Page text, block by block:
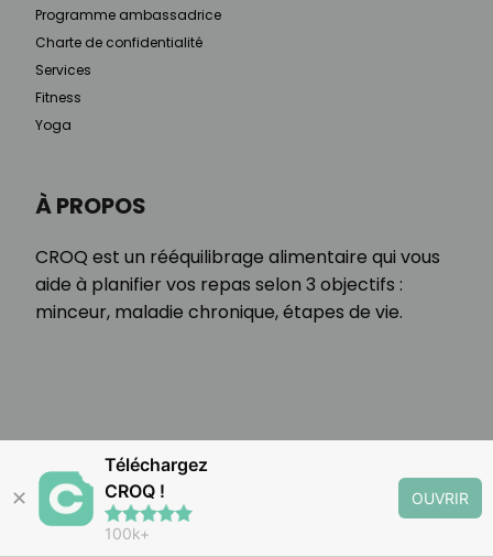
À PROPOS
CROQ est un rééquilibrage alimentaire qui vous
aide à planifier vos repas selon 3 objectifs :
minceur, maladie chronique, étapes de vie.
Programme ambassadrice
Charte de confidentialité
Services
Fitness
Yoga
✕
Téléchargez
CROQ !
100k+
OUVRIR